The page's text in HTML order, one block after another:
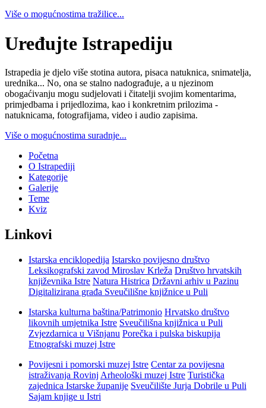
Više o mogućnostima tražilice...
Uređujte Istrapediju
Istrapedia je djelo više stotina autora, pisaca natuknica, snimatelja,
urednika... No, ona se stalno nadograđuje, a u njezinom
obogaćivanju mogu sudjelovati i čitatelji svojim komentarima,
primjedbama i prijedlozima, kao i konkretnim prilozima -
natuknicama, fotografijama, video i audio zapisima.
Više o mogućnostima suradnje...
Početna
O Istrapediji
Kategorije
Galerije
Teme
Kviz
Linkovi
Istarska enciklopedija Istarsko povijesno društvo
Leksikografski zavod Miroslav Krleža Društvo hrvatskih
književnika Istre Natura Histrica Državni arhiv u Pazinu
Digitalizirana građa Sveučilišne knjižnice u Puli
Istarska kulturna baština/Patrimonio Hrvatsko društvo
likovnih umjetnika Istre Sveučilišna knjižnica u Puli
Zvjezdarnica u Višnjanu Porečka i pulska biskupija
Etnografski muzej Istre
Povijesni i pomorski muzej Istre Centar za povijesna
istraživanja Rovinj Arheološki muzej Istre Turistička
zajednica Istarske županije Sveučilište Jurja Dobrile u Puli
Sajam knjige u Istri